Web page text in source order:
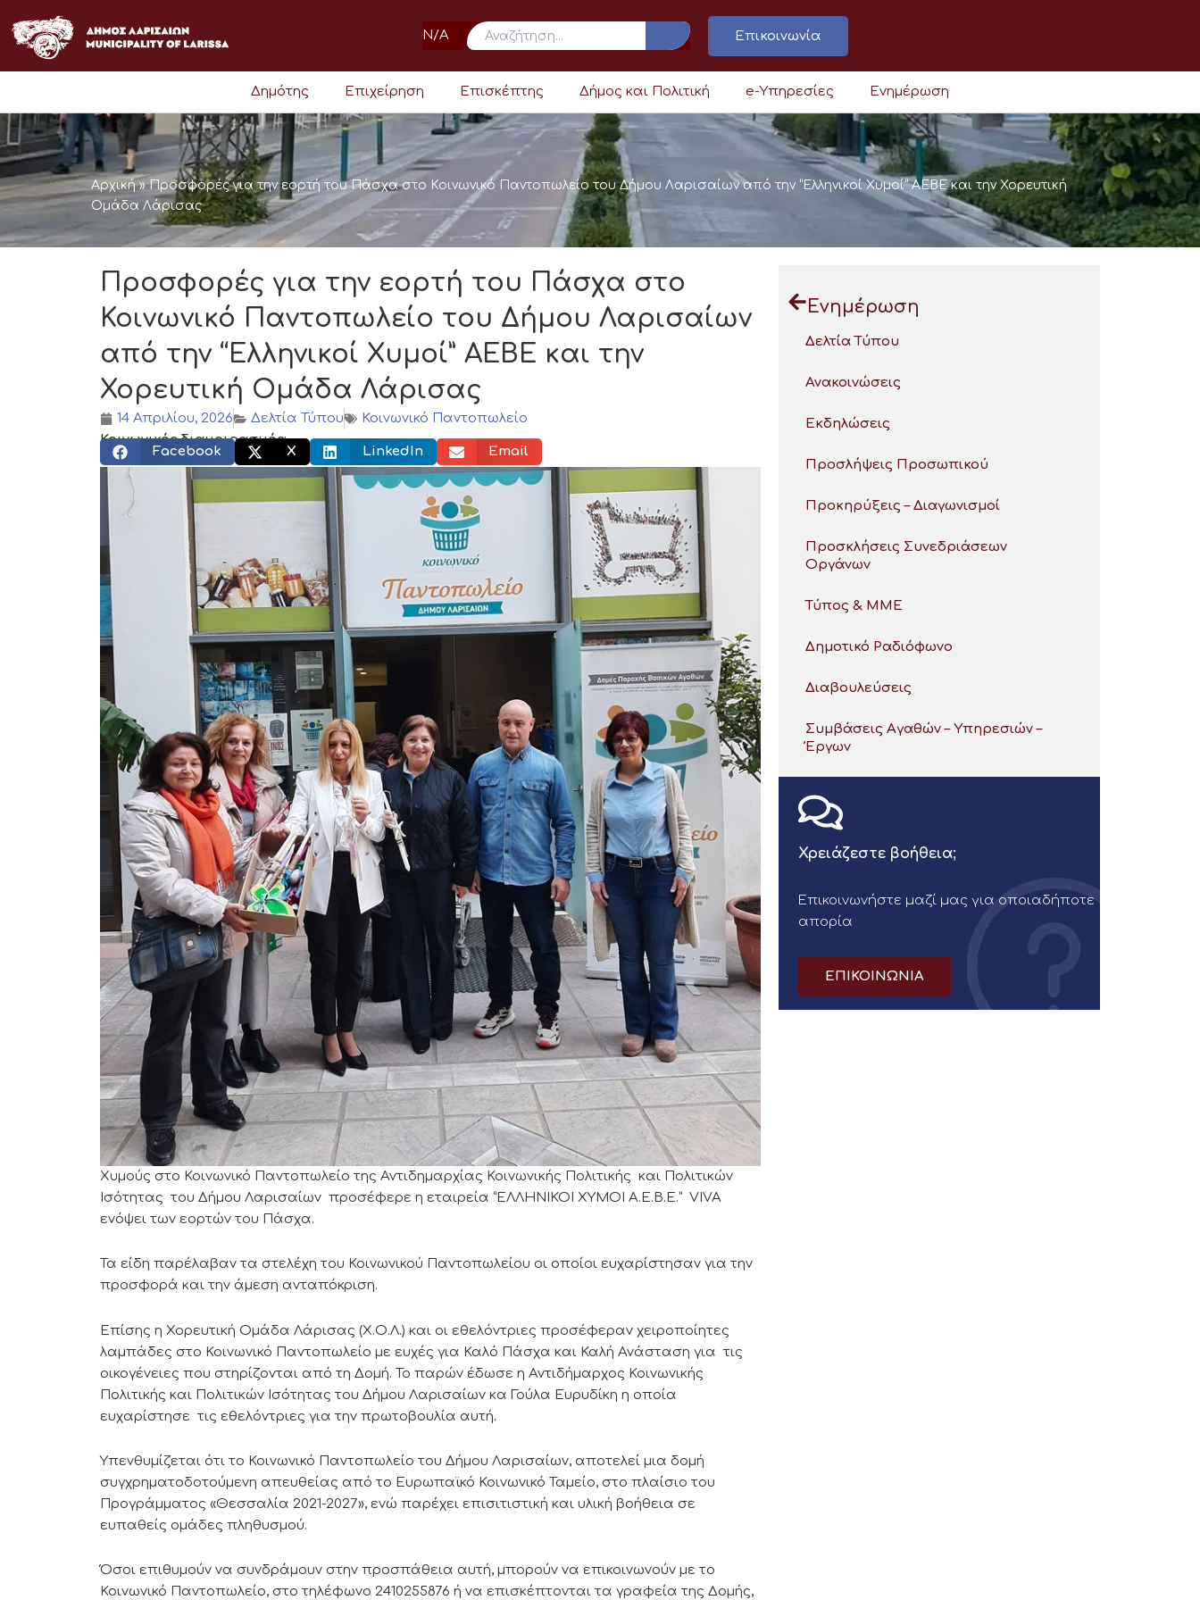
στο
περιεχόμενο
N/A Επικοινωνία
Δημότης Επιχείρηση Επισκέπτης Δήμος και Πολιτική e-Υπηρεσίες Ενημέρωση
Αρχική»Προσφορές για την εορτή του Πάσχα στο Κοινωνικό Παντοπωλείο του Δήμου Λαρισαίων από την “Ελληνικοί Χυμοί” ΑΕΒΕ και την Χορευτική
Ομάδα Λάρισας
Προσφορές για την εορτή του Πάσχα στο
Κοινωνικό Παντοπωλείο του Δήμου Λαρισαίων
από την “Ελληνικοί Χυμοί” ΑΕΒΕ και την
Χορευτική Ομάδα Λάρισας
14 Απριλίου, 2026 Δελτία Τύπου
Κοινωνικό Παντοπωλείο
Κοινωνικός διαμοιρασμός:
Facebook X LinkedIn Email
Χυμούς στο Κοινωνικό Παντοπωλείο της Αντιδημαρχίας Κοινωνικής Πολιτικής και Πολιτικών
Ισότητας του Δήμου Λαρισαίων προσέφερε η εταιρεία “ΕΛΛΗΝΙΚΟΙ ΧΥΜΟΙ Α.Ε.Β.Ε.” VIVA
ενόψει των εορτών του Πάσχα.
Τα είδη παρέλαβαν τα στελέχη του Κοινωνικού Παντοπωλείου οι οποίοι ευχαρίστησαν για την
προσφορά και την άμεση ανταπόκριση.
Επίσης η Χορευτική Ομάδα Λάρισας (Χ.Ο.Λ.) και οι εθελόντριες προσέφεραν χειροποίητες
λαμπάδες στο Κοινωνικό Παντοπωλείο με ευχές για Καλό Πάσχα και Καλή Ανάσταση για τις
οικογένειες που στηρίζονται από τη Δομή. Το παρών έδωσε η Αντιδήμαρχος Κοινωνικής
Πολιτικής και Πολιτικών Ισότητας του Δήμου Λαρισαίων κα Γούλα Ευρυδίκη η οποία
ευχαρίστησε τις εθελόντριες για την πρωτοβουλία αυτή.
Υπενθυμίζεται ότι το Κοινωνικό Παντοπωλείο του Δήμου Λαρισαίων, αποτελεί μια δομή
συγχρηματοδοτούμενη απευθείας από το Ευρωπαϊκό Κοινωνικό Ταμείο, στο πλαίσιο του
Προγράμματος «Θεσσαλία 2021-2027», ενώ παρέχει επισιτιστική και υλική βοήθεια σε
ευπαθείς ομάδες πληθυσμού.
Όσοι επιθυμούν να συνδράμουν στην προσπάθεια αυτή, μπορούν να επικοινωνούν με το
Κοινωνικό Παντοπωλείο, στο τηλέφωνο 2410255876 ή να επισκέπτονται τα γραφεία της Δομής,
Ενημέρωση
Δελτία Τύπου
Ανακοινώσεις
Εκδηλώσεις
Προσλήψεις Προσωπικού
Προκηρύξεις – Διαγωνισμοί
Προσκλήσεις Συνεδριάσεων
Οργάνων
Τύπος & ΜΜΕ
Δημοτικό Ραδιόφωνο
Διαβουλεύσεις
Συμβάσεις Αγαθών – Υπηρεσιών –
Έργων
Χρειάζεστε βοήθεια;
Επικοινωνήστε μαζί μας για οποιαδήποτε
απορία
ΕΠΙΚΟΙΝΩΝΙΑ